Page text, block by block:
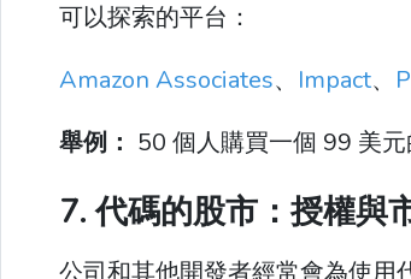
可以探索的平台：
Amazon Associates、 Impact、
舉例： 50 個人購買一個 99 美
7. 代碼的股市：授權與
公司和其他開發者經常會為使用